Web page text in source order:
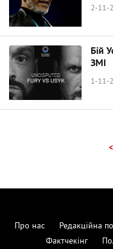
2-11-
Бій
ЗМІ
1-11-
<
Про нас Редакційна
Фактчекінг